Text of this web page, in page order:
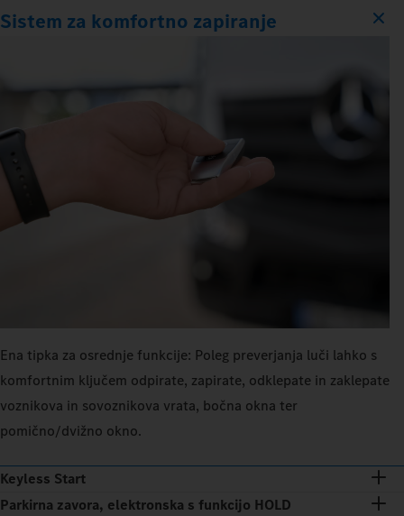
Sistem za komfortno zapiranje
Ena tipka za osrednje funkcije: Poleg preverjanja luči lahko s
komfortnim ključem odpirate, zapirate, odklepate in zaklepate
voznikova in sovoznikova vrata, bočna okna ter
pomično/dvižno okno.
Keyless Start
Parkirna zavora, elektronska s funkcijo HOLD